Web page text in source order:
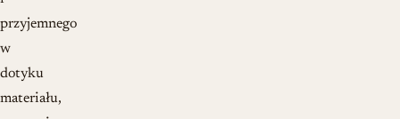
przyjemnego
w
dotyku
materiału,